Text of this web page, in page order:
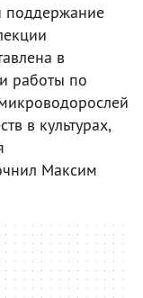
поддержание
в
работы по
в культурах,
Максим